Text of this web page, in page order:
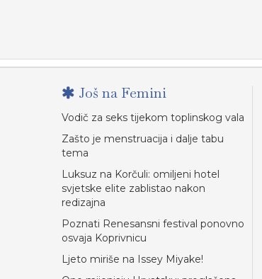
Još na Femini
Vodič za seks tijekom toplinskog vala
Zašto je menstruacija i dalje tabu
tema
Luksuz na Korčuli: omiljeni hotel
svjetske elite zablistao nakon
redizajna
Poznati Renesansni festival ponovno
osvaja Koprivnicu
Ljeto miriše na Issey Miyake!